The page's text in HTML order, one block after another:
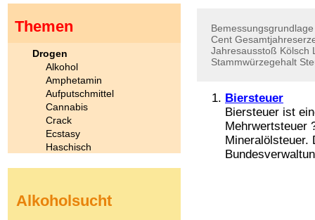
Bemessungsgrundlage
Cent
Jahresausstoß Kölsch
Stammwürzegehalt
Biersteuer
Biersteuer ist
Mehrwertsteuer
Mineralölsteuer.
Themen
Drogen
Alkohol
Amphetamin
Aufputschmittel
Cannabis
Crack
Ecstasy
Haschisch
Kokain
Alkoholsucht